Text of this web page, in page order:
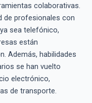
colaborativas.
de profesionales con
sea telefónico,
están
Además, habilidades
se han vuelto
electrónico,
de transporte.